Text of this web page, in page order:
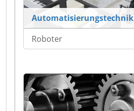
Automatisierungstechnik
Roboter